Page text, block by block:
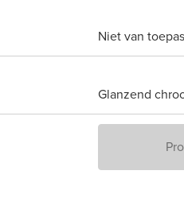
Niet van
Glanzend